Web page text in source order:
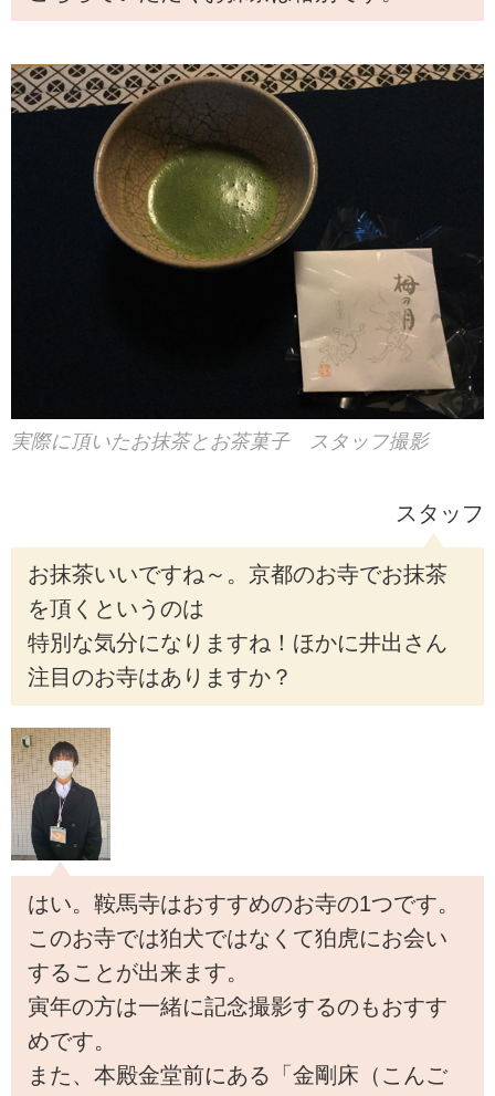
実際に頂いたお抹茶とお茶菓子 スタッフ撮影
スタッフ
お抹茶いいですね～。京都のお寺でお抹茶
を頂くというのは
特別な気分になりますね！ほかに井出さん
注目のお寺はありますか？
はい。鞍馬寺はおすすめのお寺の1つです。
このお寺では狛犬ではなくて狛虎にお会い
することが出来ます。
寅年の方は一緒に記念撮影するのもおすす
めです。
また、本殿金堂前にある「金剛床（こんご